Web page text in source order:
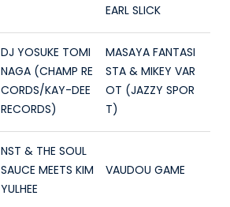
EARL SLICK
DJ YOSUKE TOMI
NAGA (CHAMP RE
CORDS/KAY-DEE
RECORDS)
MASAYA FANTASI
STA & MIKEY VAR
OT (JAZZY SPOR
T)
NST & THE SOUL
SAUCE MEETS KIM
YULHEE
VAUDOU GAME